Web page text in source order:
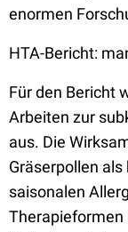
enormen
HTA-Bericht:
Für den Bericht
Arbeiten zur
aus. Die
Gräserpollen
saisonalen
Therapieformen